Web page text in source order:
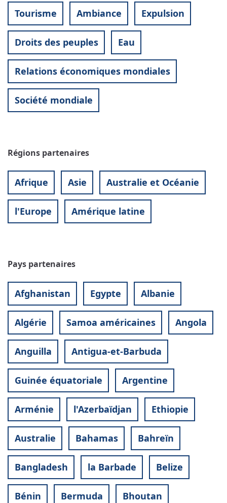
Tourisme Ambiance Expulsion
Droits des peuples Eau
Relations économiques mondiales
Société mondiale
Régions partenaires
Afrique Asie Australie et Océanie
l'Europe Amérique latine
Pays partenaires
Afghanistan Egypte Albanie
Algérie Samoa américaines Angola
Anguilla Antigua-et-Barbuda
Guinée équatoriale Argentine
Arménie l'Azerbaïdjan Ethiopie
Australie Bahamas Bahreïn
Bangladesh la Barbade Belize
Bénin Bermuda Bhoutan